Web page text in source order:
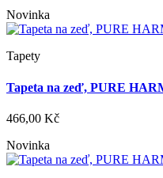
Novinka
Tapety
Tapeta na zeď, PURE
466,00 Kč
Novinka